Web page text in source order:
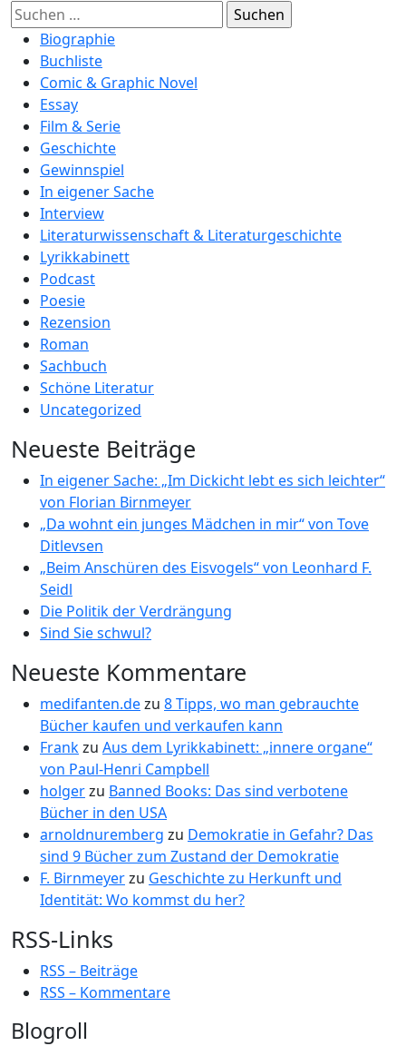
Suchen
nach:Biographie
Buchliste
Comic & Graphic Novel
Essay
Film & Serie
Geschichte
Gewinnspiel
In eigener Sache
Interview
Literaturwissenschaft & Literaturgeschichte
Lyrikkabinett
Podcast
Poesie
Rezension
Roman
Sachbuch
Schöne Literatur
Uncategorized
Neueste Beiträge
In eigener Sache: „Im Dickicht lebt es sich leichter“
von Florian Birnmeyer
„Da wohnt ein junges Mädchen in mir“ von Tove
Ditlevsen
„Beim Anschüren des Eisvogels“ von Leonhard F.
Seidl
Die Politik der Verdrängung
Sind Sie schwul?
Neueste Kommentare
medifanten.dezu 8 Tipps, wo man gebrauchte
Bücher kaufen und verkaufen kann
Frankzu Aus dem Lyrikkabinett: „innere organe“
von Paul-Henri Campbell
holgerzu Banned Books: Das sind verbotene
Bücher in den USA
arnoldnuremberg zu Demokratie in Gefahr? Das
sind 9 Bücher zum Zustand der Demokratie
F. Birnmeyerzu Geschichte zu Herkunft und
Identität: Wo kommst du her?
RSS-Links
RSS – Beiträge
RSS – Kommentare
Blogroll